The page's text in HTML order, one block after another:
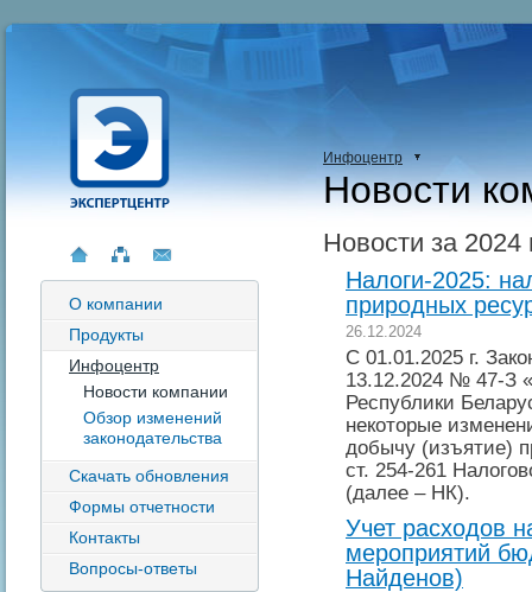
О компании
Продукты
Инфоцентр
Новости компании
Обзор изменений
законодательства
Скачать обновления
Формы отчетности
Контакты
Вопросы-ответы
Инфоцентр
Новости
Новости за 2024
Налоги-2025:
природных
26.12.2024
С 01.01.2025 г.
13.12.2024 № 47-З
Республики
некоторые
добычу (изъятие)
ст. 254-261
(далее – НК).
Учет расходов
мероприятий
Найденов)